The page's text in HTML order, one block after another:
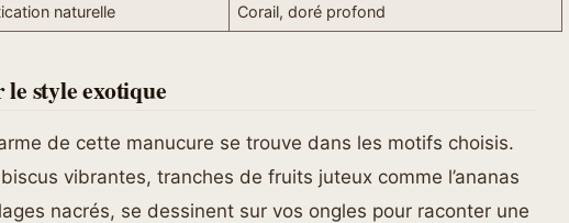
naturelle Corail, doré profond
style exotique
de cette manucure se trouve dans les motifs choisis.
vibrantes, tranches de fruits juteux comme l’ananas
nacrés, se dessinent sur vos ongles pour raconter une